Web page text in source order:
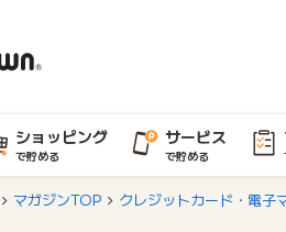
ショッピング
で貯める
サービス
で貯める
マガジンTOP クレジットカード・電子